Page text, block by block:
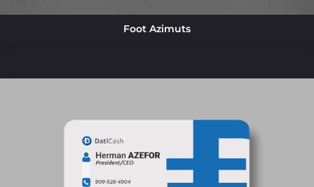
Foot Azimuts